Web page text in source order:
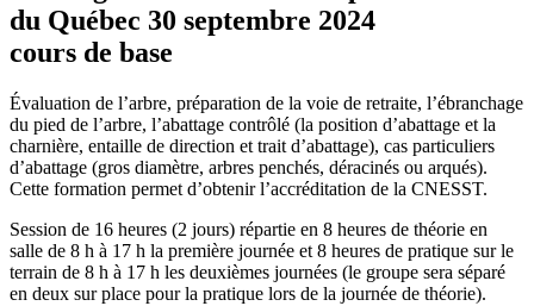
du Québec 30 septembre 2024
cours de base
Évaluation de l’arbre, préparation de la voie de retraite, l’ébranchage
du pied de l’arbre, l’abattage contrôlé (la position d’abattage et la
charnière, entaille de direction et trait d’abattage), cas particuliers
d’abattage (gros diamètre, arbres penchés, déracinés ou arqués).
Cette formation permet d’obtenir l’accréditation de la CNESST.
Session de 16 heures (2 jours) répartie en 8 heures de théorie en
salle de 8 h à 17 h la première journée et 8 heures de pratique sur le
terrain de 8 h à 17 h les deuxièmes journées (le groupe sera séparé
en deux sur place pour la pratique lors de la journée de théorie).